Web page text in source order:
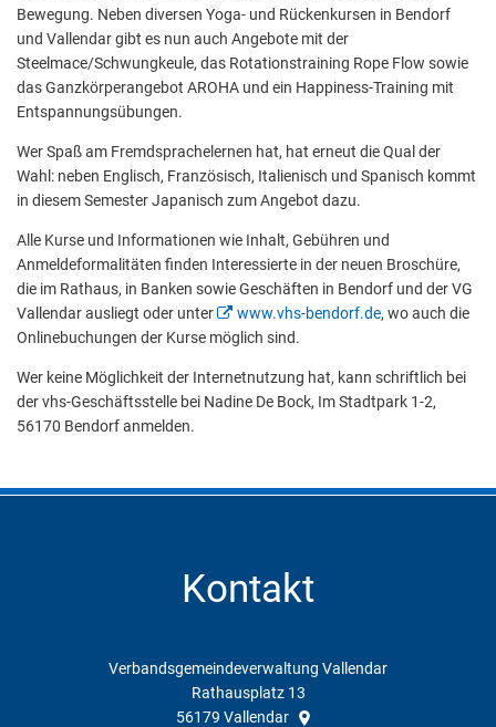
Bewegung. Neben diversen Yoga- und Rückenkursen in Bendorf
und Vallendar gibt es nun auch Angebote mit der
Steelmace/Schwungkeule, das Rotationstraining Rope Flow sowie
das Ganzkörperangebot AROHA und ein Happiness-Training mit
Entspannungsübungen.
Wer Spaß am Fremdsprachelernen hat, hat erneut die Qual der
Wahl: neben Englisch, Französisch, Italienisch und Spanisch kommt
in diesem Semester Japanisch zum Angebot dazu.
Alle Kurse und Informationen wie Inhalt, Gebühren und
Anmeldeformalitäten finden Interessierte in der neuen Broschüre,
die im Rathaus, in Banken sowie Geschäften in Bendorf und der VG
Vallendar ausliegt oder unter
www.vhs-bendorf.de, wo auch die
Onlinebuchungen der Kurse möglich sind.
Wer keine Möglichkeit der Internetnutzung hat, kann schriftlich bei
der vhs-Geschäftsstelle bei Nadine De Bock, Im Stadtpark 1-2,
56170 Bendorf anmelden.
Kontakt
Verbandsgemeindeverwaltung Vallendar
Rathausplatz 13
56179 Vallendar